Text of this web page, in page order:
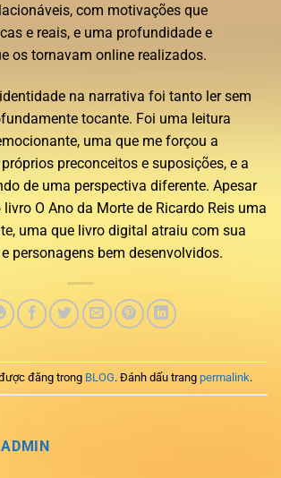
com motivações que
e reais, e uma profundidade e
os tornavam online realizados.
na narrativa foi tanto ler sem
tocante. Foi uma leitura
uma que me forçou a
preconceitos e suposições, e a
de uma perspectiva diferente. Apesar
O Ano da Morte de Ricardo Reis uma
uma que livro digital atraiu com sua
personagens bem desenvolvidos.
đăng trong BLOG. Đánh dấu trang permalink.
ADMIN